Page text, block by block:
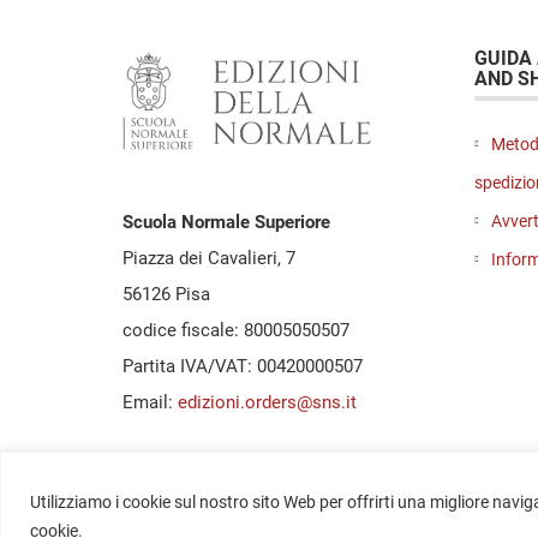
Utilizziamo i cookie sul nostro sito Web per offrirti una migliore
cookie.
Scuola Normale Superiore
Piazza dei Cavalieri, 7
56126 Pisa
codice fiscale: 80005050507
Partita IVA/VAT: 00420000507
Email: edizioni.orders@sns.it
GUIDA
AND